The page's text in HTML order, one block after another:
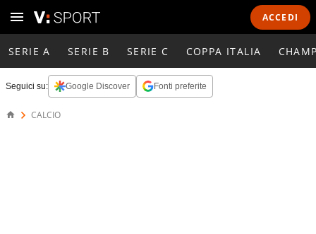
ACCEDI
SERIE A SERIE B SERIE C COPPA ITALIA
Seguici su: Google Discover Fonti preferite
CALCIO